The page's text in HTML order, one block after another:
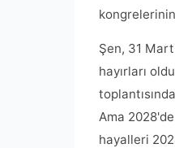
Şen, 31
hayırları
Ama
hayalleri